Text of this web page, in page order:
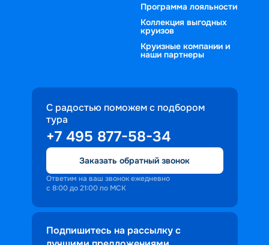
Программа лояльности
Коллекция выгодных
круизов
Круизные компании и
наши партнеры
С радостью поможем с подбором
тура
+7 495 877-58-34
Заказать обратный звонок
Ответим на ваш звонок ежедневно
с 8:00 до 21:00 по МСК
Подпишитесь на рассылку с